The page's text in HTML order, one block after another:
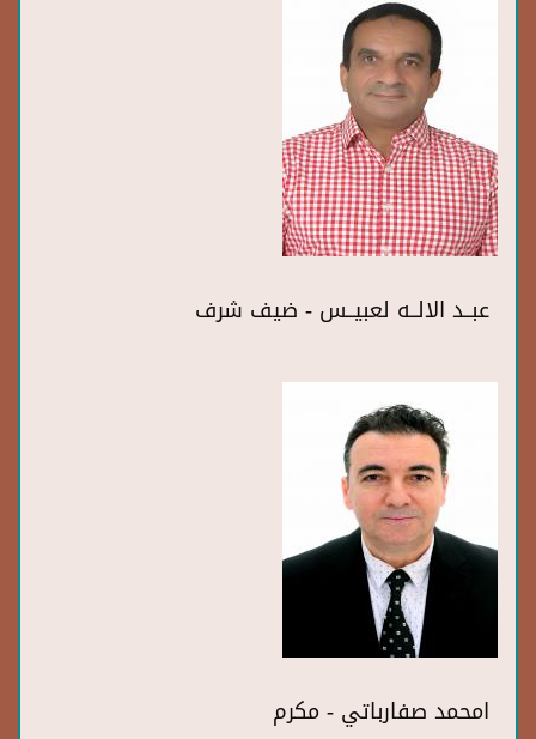
عبــد الالــه لعبيــس - ضيف شرف
امحمد صفارباتي - مكرم